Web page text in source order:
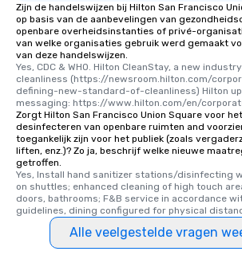
Zijn de handelswijzen bij Hilton San Francisco
op basis van de aanbevelingen van
openbare overheidsinstanties of privé-
van welke organisaties gebruik werd gemaakt
van deze handelswijzen.
Yes, CDC & WHO. Hilton CleanStay, a new
cleanliness (https://newsroom.hilton.com/
defining-new-standard-of-cleanliness) Hilton
messaging: https://www.hilton.com/en/
Zorgt Hilton San Francisco Union Square voor
desinfecteren van openbare ruimten and
toegankelijk zijn voor het publiek (zoals
liften, enz.)? Zo ja, beschrijf welke nieuwe
getroffen.
Yes, Install hand sanitizer stations/disinfecting
on shuttles; enhanced cleaning of high touch
doors, bathrooms; F&B service in accordance
guidelines, dining configured for physical
Alle veelgestelde vragen